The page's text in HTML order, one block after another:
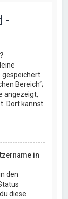
-
Bereich“;
angezeigt,
Dort kannst
in
den
diese